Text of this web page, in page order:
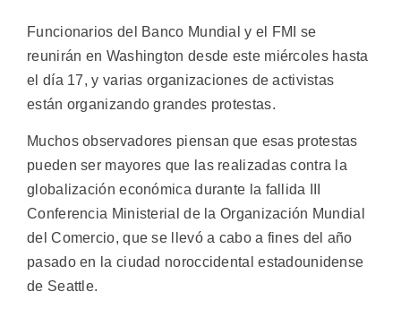
Funcionarios del Banco Mundial y el FMI se
reunirán en Washington desde este miércoles hasta
el día 17, y varias organizaciones de activistas
están organizando grandes protestas.
Muchos observadores piensan que esas protestas
pueden ser mayores que las realizadas contra la
globalización económica durante la fallida III
Conferencia Ministerial de la Organización Mundial
del Comercio, que se llevó a cabo a fines del año
pasado en la ciudad noroccidental estadounidense
de Seattle.